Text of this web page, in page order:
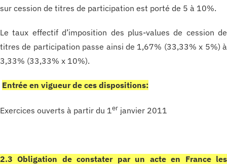
sur cession de titres de participation est porté de 5 à 10%.
Le taux effectif d’imposition des plus-values de cession de
titres de participation passe ainsi de 1,67% (33,33% x 5%) à
3,33% (33,33% x 10%).
Entrée en vigueur de ces dispositions:
Exercices ouverts à partir du 1erjanvier 2011
2.3 Obligation de constater par un acte en France les